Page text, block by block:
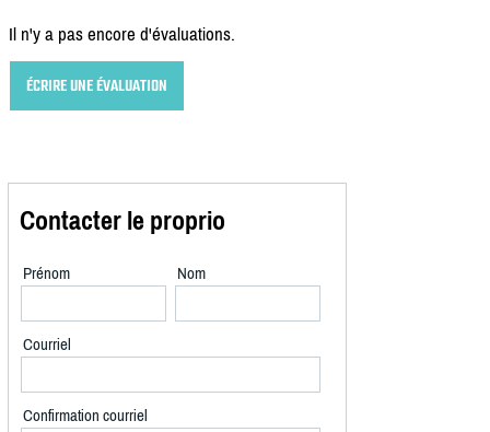
Il n'y a pas encore d'évaluations.
ÉCRIRE UNE ÉVALUATION
Contacter le proprio
Prénom Nom
Courriel
Confirmation courriel